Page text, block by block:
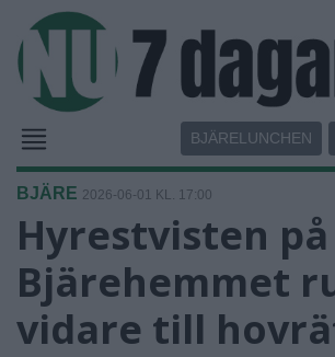
BJÄRELUNCHEN
BJÄRE 2026-06-01 KL. 17:00
Hyrestvisten på
Bjärehemmet
vidare till